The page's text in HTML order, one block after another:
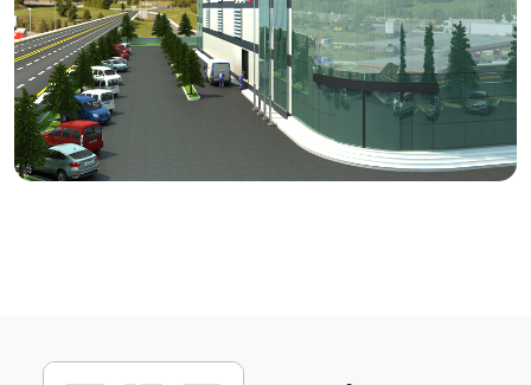
Halı bakımında, doğru ürün ve doğru yöntem ile kaliteli
bakım ve temizlik hizmetinin yayılması.
Üretici firmanın itibarını ve halının markasını koruyan
anlayışı kazanmış servislerin desteklenmesi.
Ülke çapında aynı anlayış ve sistem ile yürüyen,